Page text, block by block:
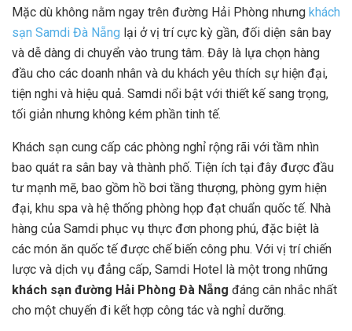
Mặc dù không nằm ngay trên đường Hải Phòng nhưng khách
sạn Samdi Đà Nẵng lại ở vị trí cực kỳ gần, đối diện sân bay
và dễ dàng di chuyển vào trung tâm. Đây là lựa chọn hàng
đầu cho các doanh nhân và du khách yêu thích sự hiện đại,
tiện nghi và hiệu quả. Samdi nổi bật với thiết kế sang trọng,
tối giản nhưng không kém phần tinh tế.
Khách sạn cung cấp các phòng nghỉ rộng rãi với tầm nhìn
bao quát ra sân bay và thành phố. Tiện ích tại đây được đầu
tư mạnh mẽ, bao gồm hồ bơi tầng thượng, phòng gym hiện
đại, khu spa và hệ thống phòng họp đạt chuẩn quốc tế. Nhà
hàng của Samdi phục vụ thực đơn phong phú, đặc biệt là
các món ăn quốc tế được chế biến công phu. Với vị trí chiến
lược và dịch vụ đẳng cấp, Samdi Hotel là một trong những
khách sạn đường Hải Phòng Đà Nẵng đáng cân nhắc nhất
cho một chuyến đi kết hợp công tác và nghỉ dưỡng.